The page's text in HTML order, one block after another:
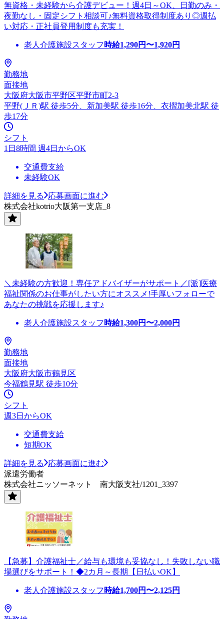
無資格・未経験から介護デビュー！週4日～OK、日勤のみ・
夜勤なし・固定シフト相談可♪無料資格取得制度あり◎週払
い対応・正社員登用制度も充実！
老人介護施設スタッフ 時給1,290円〜1,920円
勤務地
面接地
大阪府大阪市平野区平野市町2-3
平野(ＪＲ)駅 徒歩5分、新加美駅 徒歩16分、衣摺加美北駅 徒
歩17分
シフト
1日8時間 週4日からOK
交通費支給
未経験OK
詳細を見る
応募画面に進む
株式会社kotrio大阪第一支店_8
＼未経験の方歓迎！専任アドバイザーがサポート／[派]医療
福祉関係のお仕事がしたい方にオススメ!手厚いフォローで
あなたの挑戦を応援します♪
老人介護施設スタッフ 時給1,300円〜2,000円
勤務地
面接地
大阪府大阪市鶴見区
今福鶴見駅 徒歩10分
シフト
週3日からOK
交通費支給
短期OK
詳細を見る
応募画面に進む
派遣労働者
株式会社ニッソーネット 南大阪支社/1201_3397
【急募】介護福祉士／給与も環境も妥協なし！失敗しない職
場選びをサポート！◆2カ月～長期【日払いOK】
老人介護施設スタッフ 時給1,700円〜2,125円